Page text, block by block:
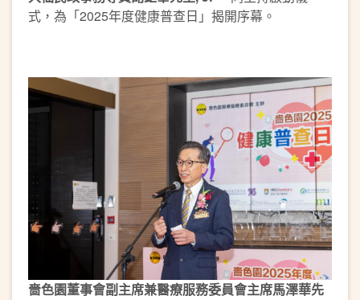
式，為「2025年度健康普查日」揭開序幕。
嗇色園董事會副主席兼醫療服務委員會主席馬澤華先